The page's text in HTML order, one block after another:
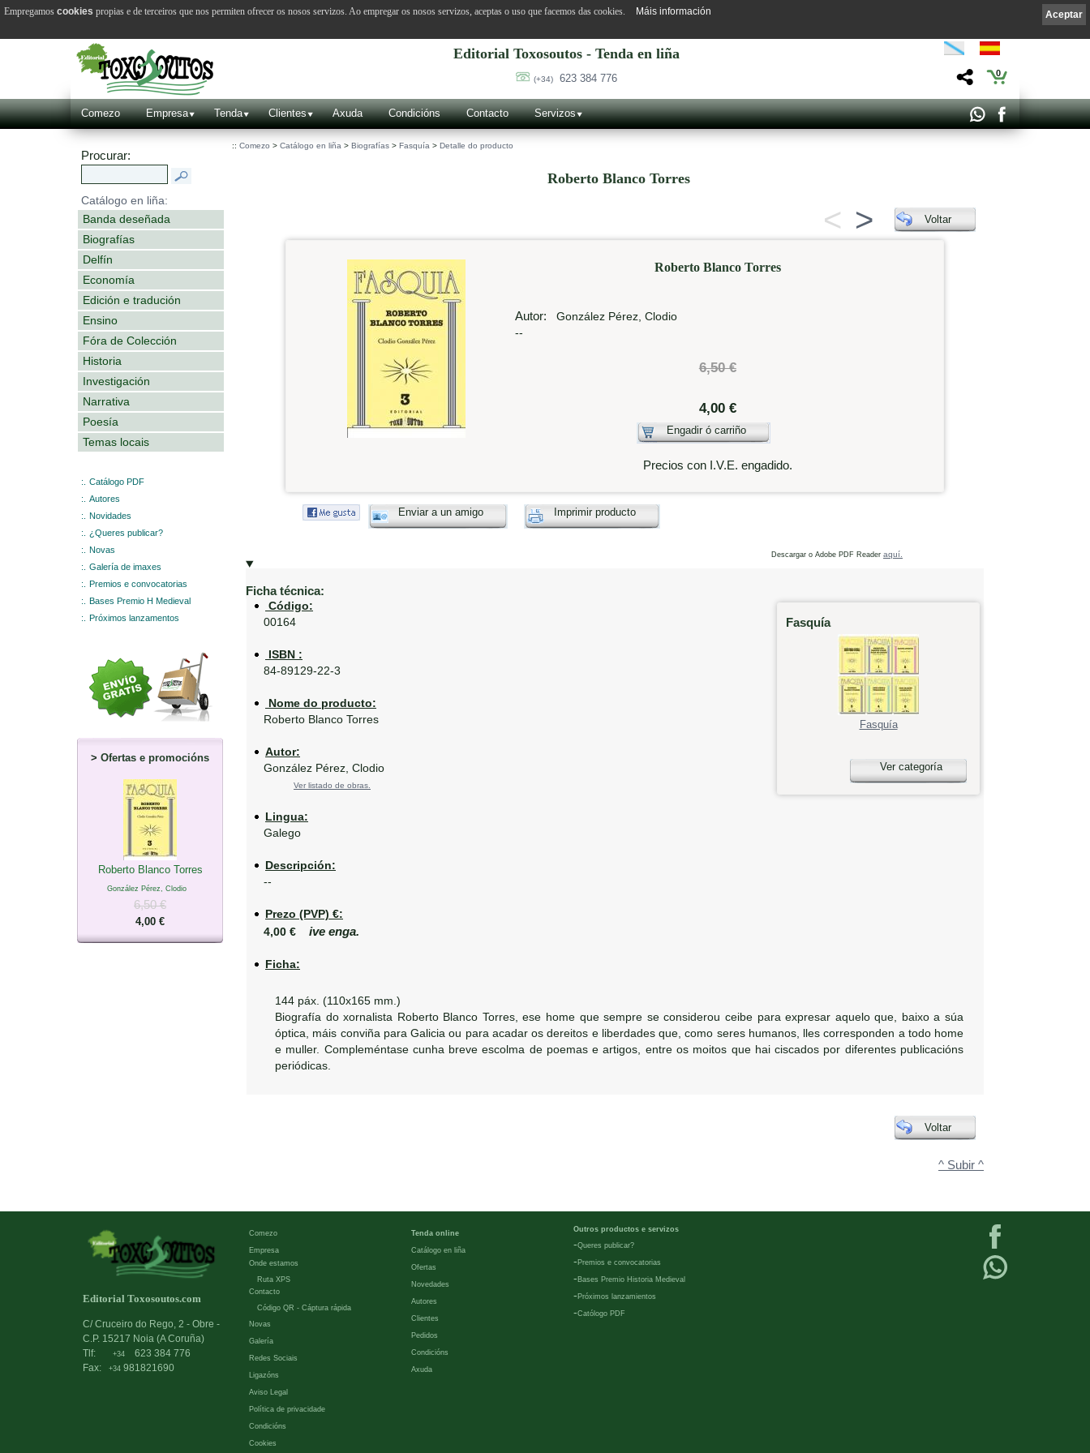
Editorial Toxosoutos - Tenda en liña
(+34) 623 384 776 0
Comezo Empresa Tenda Clientes Axuda Condicións Contacto Servizos
Procurar:
Catálogo en liña:
Banda deseñada
Biografías
Delfín
Economía
Edición e tradución
Ensino
Fóra de Colección
Historia
Investigación
Narrativa
Poesía
Temas locais
:.
Catálogo PDF
:.
Autores
:.
Novidades
:.
¿Queres publicar?
:.
Novas
:.
Galería de imaxes
:.
Premios e convocatorias
:.
Bases Premio H Medieval
:.
Próximos lanzamentos
> Ofertas e promocións
Roberto Blanco Torres
González Pérez, Clodio
6,50 €
4,00 €
:: Comezo > Catálogo en liña > Biografías > Fasquía > Detalle do producto
Roberto Blanco Torres
< > Voltar
Roberto Blanco Torres
Autor: González Pérez, Clodio
--
6,50 €
4,00 €
Engadir ó carriño
Precios con I.V.E. engadido.
Enviar a un amigo Imprimir producto
Descargar o Adobe PDF Reader aquí.
Ficha técnica:
Fasquía
Fasquía
Ver categoría
Código:
00164
ISBN :
84-89129-22-3
Nome do producto:
Roberto Blanco Torres
Autor:
González Pérez, Clodio
Ver listado de obras.
Lingua:
Galego
Descripción:
--
Prezo (PVP) €:
4,00 € ive enga.
Ficha:
144 páx. (110x165 mm.)
Biografía do xornalista Roberto Blanco Torres, ese home que sempre se considerou ceibe para expresar aquelo que, baixo a súa
óptica, máis conviña para Galicia ou para acadar os dereitos e liberdades que, como seres humanos, lles corresponden a todo home
e muller. Compleméntase cunha breve escolma de poemas e artigos, entre os moitos que hai ciscados por diferentes publicacións
periódicas.
Voltar
^ Subir ^
Editorial Toxosoutos.com
C/ Cruceiro do Rego, 2 - Obre -
C.P. 15217 Noia (A Coruña)
Tlf:
+34
623 384 776
Fax:
+34 981821690
Comezo
Empresa
Onde estamos
Ruta XPS
Contacto
Código QR - Cáptura rápida
Novas
Galería
Redes Sociais
Ligazóns
Aviso Legal
Política de privacidade
Condicións
Cookies
Tenda online
Catálogo en liña
Ofertas
Novedades
Autores
Clientes
Pedidos
Condicións
Axuda
Outros productos e servizos
-Queres publicar?
- Premios e convocatorias
- Bases Premio Historia Medieval
- Próximos lanzamientos
-Católogo PDF
Aceptar
Empregamos cookies propias e de terceiros que nos permiten ofrecer os nosos servizos. Ao empregar os nosos servizos, aceptas o uso que facemos das cookies. Máis información